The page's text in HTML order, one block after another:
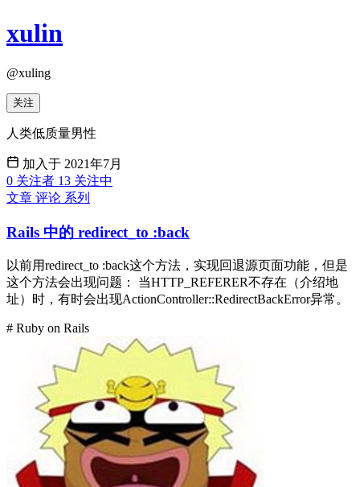
xulin
@xuling
关注
人类低质量男性
加入于 2021年7月
0 关注者 13 关注中
文章 评论 系列
Rails 中的 redirect_to :back
以前用redirect_to :back这个方法，实现回退源页面功能，但是
这个方法会出现问题： 当HTTP_REFERER不存在（介绍地
址）时，有时会出现ActionController::RedirectBackError异常。
# Ruby on Rails